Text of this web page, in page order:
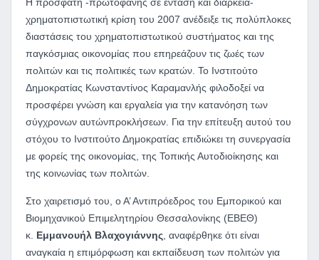
χρηματοπιστωτική κρίση του 2007 ανέδειξε τις πολύπλοκες
διαστάσεις του χρηματοπιστωτικού συστήματος και της
παγκόσμιας οικονομίας που επηρεάζουν τις ζωές των
πολιτών και τις πολιτικές των κρατών. Το Ινστιτούτο
Δημοκρατίας Κωνσταντίνος Καραμανλής φιλοδοξεί να
προσφέρει γνώση και εργαλεία για την κατανόηση των
σύγχρονων αυτώνπροκλήσεων. Για την επίτευξη αυτού του
στόχου το Ινστιτούτο Δημοκρατίας επιδιώκει τη συνεργασία
με φορείς της οικονομίας, της Τοπικής Αυτοδιοίκησης και
της κοινωνίας των πολιτών.
Στο χαιρετισμό του, ο Α’ Αντιπρόεδρος του Εμπορικού και
Βιομηχανικού Επιμελητηρίου Θεσσαλονίκης (ΕΒΕΘ)
κ. Εμμανουήλ Βλαχογιάννης , αναφέρθηκε ότι είναι
αναγκαία η επιμόρφωση και εκπαίδευση των πολιτών για